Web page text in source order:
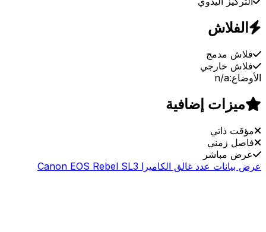
الفلاش
فلاش مدمج
فلاش خارجي
الأوضاع:n/a
ميزات إضافية
مؤقت ذاتي
فاصل زمني
عرض مباشر
عرض بيانات عدد غالق الكاميرا Canon EOS Rebel SL3